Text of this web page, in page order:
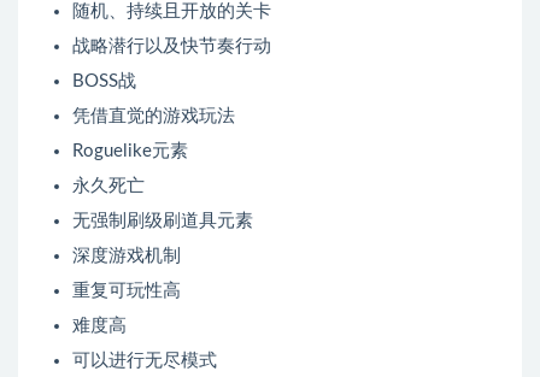
随机、持续且开放的关卡
战略潜行以及快节奏行动
BOSS战
凭借直觉的游戏玩法
Roguelike元素
永久死亡
无强制刷级刷道具元素
深度游戏机制
重复可玩性高
难度高
可以进行无尽模式